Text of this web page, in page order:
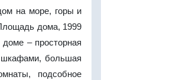
на море, горы и
дома, 1999
– просторная
шкафами, большая
подсобное